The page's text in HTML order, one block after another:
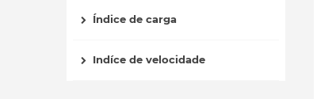
Índice de carga
Indíce de velocidade